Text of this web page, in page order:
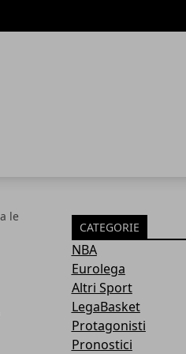
le
CATEGORIE
NBA
Eurolega
Altri Sport
LegaBasket
Protagonisti
Pronostici